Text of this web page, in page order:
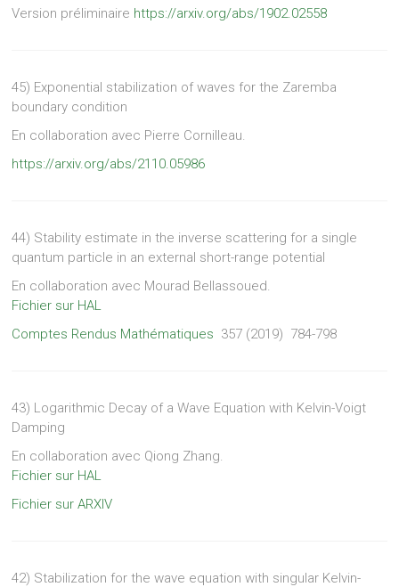
Version préliminaire https://arxiv.org/abs/1902.02558
45) Exponential stabilization of waves for the Zaremba
boundary condition
En collaboration avec Pierre Cornilleau.
https://arxiv.org/abs/2110.05986
44) Stability estimate in the inverse scattering for a single
quantum particle in an external short-range potential
En collaboration avec Mourad Bellassoued.
Fichier sur HAL
Comptes Rendus Mathématiques 357 (2019) 784-798
43) Logarithmic Decay of a Wave Equation with Kelvin-Voigt
Damping
En collaboration avec Qiong Zhang.
Fichier sur HAL
Fichier sur ARXIV
42) Stabilization for the wave equation with singular Kelvin-